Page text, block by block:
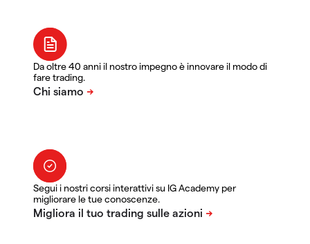
Da oltre 40 anni il nostro impegno è innovare il modo di
fare trading.
Segui i nostri corsi interattivi su IG Academy per
migliorare le tue conoscenze.